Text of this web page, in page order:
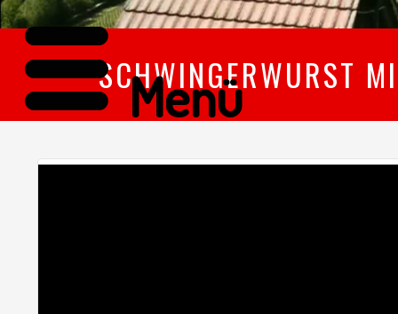
SCHWINGERWURST
Menü